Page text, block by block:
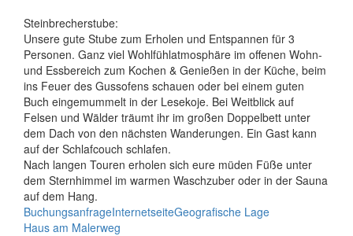
Steinbrecherstube:
Unsere gute Stube zum Erholen und Entspannen für 3
Personen. Ganz viel Wohlfühlatmosphäre im offenen Wohn-
und Essbereich zum Kochen & Genießen in der Küche, beim
ins Feuer des Gussofens schauen oder bei einem guten
Buch eingemummelt in der Lesekoje. Bei Weitblick auf
Felsen und Wälder träumt ihr im großen Doppelbett unter
dem Dach von den nächsten Wanderungen. Ein Gast kann
auf der Schlafcouch schlafen.
Nach langen Touren erholen sich eure müden Füße unter
dem Sternhimmel im warmen Waschzuber oder in der Sauna
auf dem Hang.
BuchungsanfrageInternetseiteGeografische Lage
Haus am Malerweg